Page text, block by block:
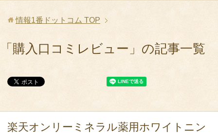
情報1番ドットコム TOP
「購入口コミレビュー」の記事一覧
楽天オンリーミネラル薬用ホワイトニン